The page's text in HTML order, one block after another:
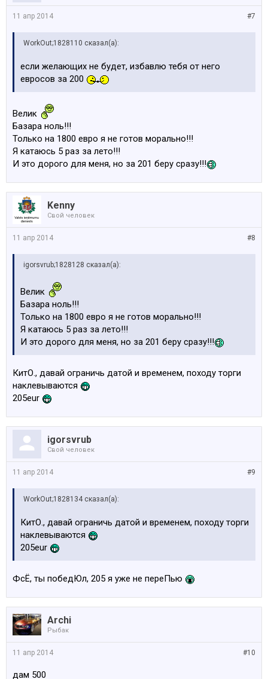
#7
11 апр 2014
WorkOut;1828110 сказал(а):
если желающих не будет, избавлю тебя от него
евросов за 200
Велик
Базара ноль!!!
Только на 1800 евро я не готов морально!!!
Я катаюсь 5 раз за лето!!!
И это дорого для меня, но за 201 беру сразу!!!
Kenny
Свой человек
#8
11 апр 2014
igorsvrub;1828128 сказал(а):
Велик
Базара ноль!!!
Только на 1800 евро я не готов морально!!!
Я катаюсь 5 раз за лето!!!
И это дорого для меня, но за 201 беру сразу!!!
КитО., давай ограничь датой и временем, походу торги
наклевываются
205eur
igorsvrub
Свой человек
#9
11 апр 2014
WorkOut;1828134 сказал(а):
КитО., давай ограничь датой и временем, походу торги
наклевываются
205eur
ФсЁ, ты победЮл, 205 я уже не переПью
Archi
Рыбак
#10
11 апр 2014
дам 500